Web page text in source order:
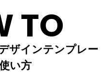
TO
ザインテンプレー
い方